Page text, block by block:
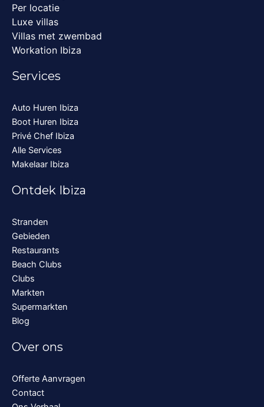
Per locatie
Luxe villas
Villas met zwembad
Workation Ibiza
Services
Auto Huren Ibiza
Boot Huren Ibiza
Privé Chef Ibiza
Alle Services
Makelaar Ibiza
Ontdek Ibiza
Stranden
Gebieden
Restaurants
Beach Clubs
Clubs
Markten
Supermarkten
Blog
Over ons
Offerte Aanvragen
Contact